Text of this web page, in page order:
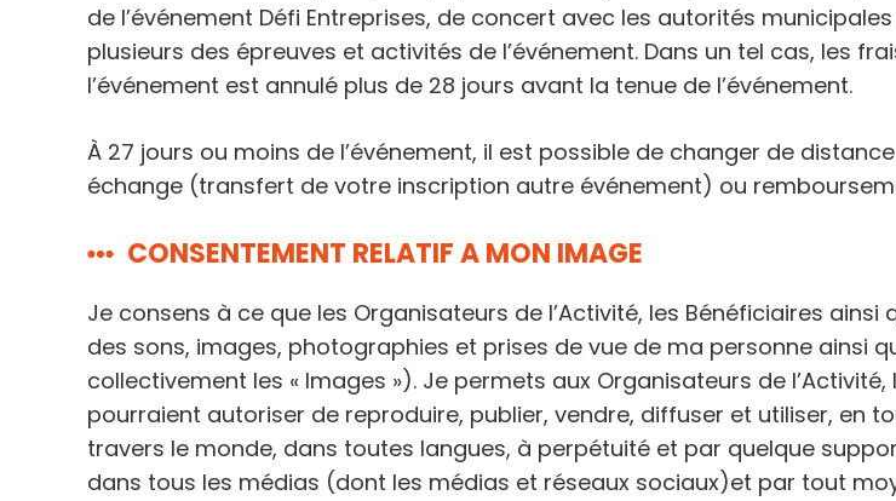
de l’événement Défi Entreprises, de concert avec les autorités
plusieurs des épreuves et activités de l’événement. Dans un tel cas, les
l’événement est annulé plus de 28 jours avant la tenue de l’événement.
À 27 jours ou moins de l’événement, il est possible de changer de
échange (transfert de votre inscription autre événement) ou
CONSENTEMENT RELATIF A MON IMAGE
Je consens à ce que les Organisateurs de l’Activité, les Bénéficiaires
des sons, images, photographies et prises de vue de ma personne ainsi
collectivement les « Images »). Je permets aux Organisateurs de
pourraient autoriser de reproduire, publier, vendre, diffuser et utiliser, en
travers le monde, dans toutes langues, à perpétuité et par quelque
dans tous les médias (dont les médias et réseaux sociaux)et par tout